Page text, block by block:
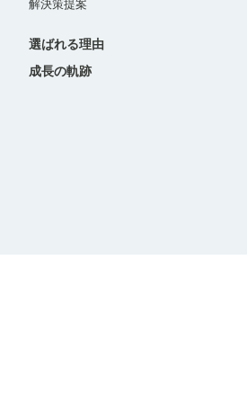
解決策提案
選ばれる理由
成長の軌跡